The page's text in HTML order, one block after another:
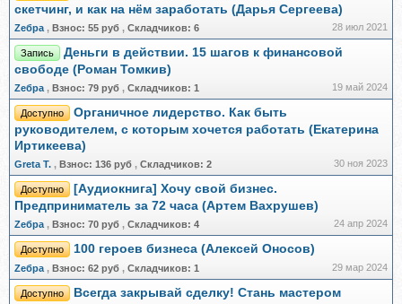
скетчинг, и как на нём заработать (Дарья Сергеева)
Zебра , Взнос: 55 руб , Складчиков: 6 28 июл 2021
Запись
Деньги в действии. 15 шагов к финансовой
свободе (Роман Томкив)
Zебра , Взнос: 79 руб , Складчиков: 1 19 май 2024
Доступно
Органичное лидерство. Как быть
руководителем, с которым хочется работать (Екатерина
Иртикеева)
Greta Т. , Взнос: 136 руб , Складчиков: 2 30 ноя 2023
Доступно
[Аудиокнига] Хочу свой бизнес.
Предприниматель за 72 часа (Артем Вахрушев)
Zебра , Взнос: 70 руб , Складчиков: 4 24 апр 2024
Доступно 100 героев бизнеса (Алексей Оносов)
Zебра , Взнос: 62 руб , Складчиков: 1 29 мар 2024
Доступно
Всегда закрывай сделку! Стань мастером